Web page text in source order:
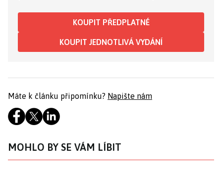
KOUPIT PŘEDPLATNÉ
KOUPIT JEDNOTLIVÁ VYDÁNÍ
Máte k článku připomínku? Napište nám
MOHLO BY SE VÁM LÍBIT